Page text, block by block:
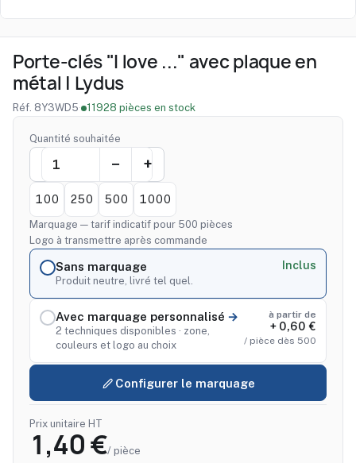
Porte-clés "I love ..." avec plaque en
métal | Lydus
Réf. 8Y3WD5· 11928 pièces en stock
Quantité souhaitée
100 250 500 1000
Marquage — tarif indicatif pour 500 pièces
Logo à transmettre après commande
Sans marquage
Produit neutre, livré tel quel.
Inclus
Avec marquage personnalisé
2 techniques disponibles · zone,
couleurs et logo au choix
à partir de
+ 0,60 €
/ pièce dès 500
Configurer le marquage
Prix unitaire HT
1,40 €/ pièce